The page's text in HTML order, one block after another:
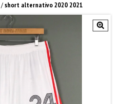
/ short alternativo 2020 2021